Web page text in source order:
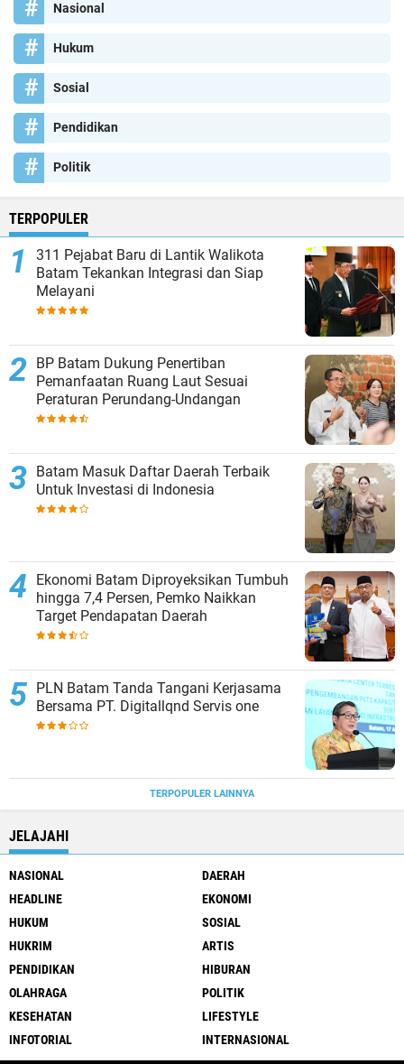
Nasional
Hukum
Sosial
Pendidikan
Politik
TERPOPULER
311 Pejabat Baru di Lantik Walikota
Batam Tekankan Integrasi dan Siap
Melayani
BP Batam Dukung Penertiban
Pemanfaatan Ruang Laut Sesuai
Peraturan Perundang-Undangan
Batam Masuk Daftar Daerah Terbaik
Untuk Investasi di Indonesia
Ekonomi Batam Diproyeksikan Tumbuh
hingga 7,4 Persen, Pemko Naikkan
Target Pendapatan Daerah
PLN Batam Tanda Tangani Kerjasama
Bersama PT. Digitallqnd Servis one
TERPOPULER LAINNYA
JELAJAHI
NASIONAL
DAERAH
HEADLINE
EKONOMI
HUKUM
SOSIAL
HUKRIM
ARTIS
PENDIDIKAN
HIBURAN
OLAHRAGA
POLITIK
KESEHATAN
LIFESTYLE
INFOTORIAL
INTERNASIONAL